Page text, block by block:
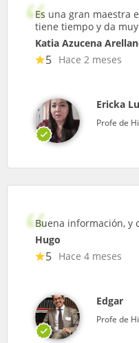
Es una gran maestra
tiene tiempo y da
Katia Azucena
5 Hace 2 meses
Ericka
Profe de
Buena información, y
Hugo
5 Hace 4 meses
Edgar
Profe de